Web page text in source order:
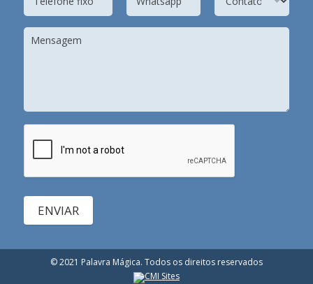
ENVIAR
© 2021 Palavra Mágica. Todos os direitos reservados